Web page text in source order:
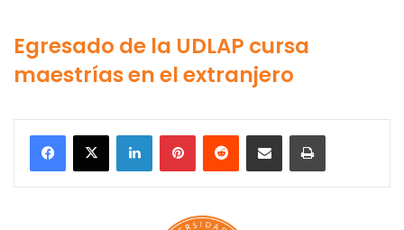
Egresado de la UDLAP cursa
maestrías en el extranjero
LinkedInPinterestReddit Share via Email Print